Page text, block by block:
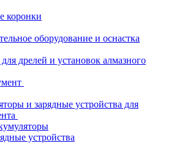
коронки
оборудование и оснастка
дрелей и установок алмазного
и зарядные устройства для
устройства